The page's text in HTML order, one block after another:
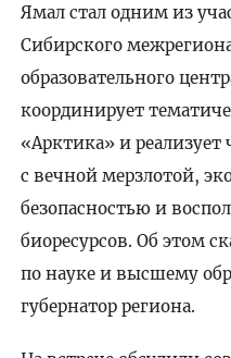
Ямал стал одним из
Сибирского
образовательного
координирует
«Арктика» и реализует
с вечной мерзлотой,
безопасностью и
биоресурсов. Об этом
по науке и высшему
губернатор региона.